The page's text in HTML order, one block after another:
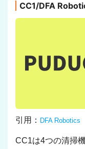
CC1/DFA
引用： DFA Robotics
CC1は4つの清掃